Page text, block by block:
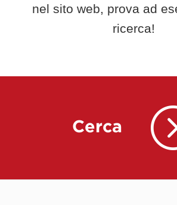
nel sito web, prova ad
ricerca!
Cerca